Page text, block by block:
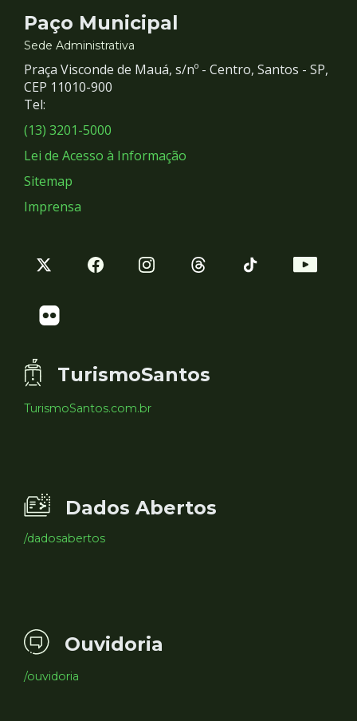
Contato
e
Redes
Sociais
Paço Municipal
Sede Administrativa
Praça Visconde de Mauá, s/nº - Centro, Santos - SP,
CEP 11010-900
Tel:
(13) 3201-5000
Lei de Acesso à Informação
Sitemap
Imprensa
TurismoSantos
TurismoSantos.com.br
Dados Abertos
/dadosabertos
Ouvidoria
/ouvidoria